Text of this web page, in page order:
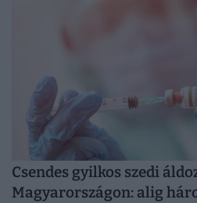
Csendes gyilkos szedi
Magyarországon: alig